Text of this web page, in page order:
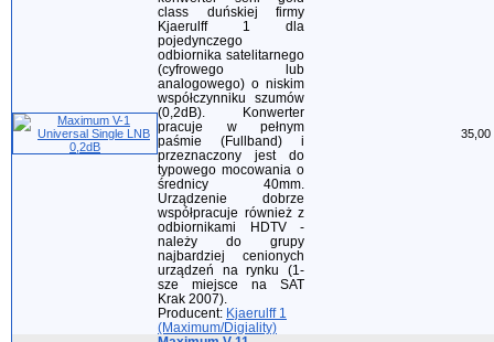
class duńskiej firmy
Kjaerulff 1 dla
pojedynczego
odbiornika satelitarnego
(cyfrowego lub
analogowego) o niskim
współczynniku szumów
(0,2dB). Konwerter
pracuje w pełnym
paśmie (Fullband) i
przeznaczony jest do
typowego mocowania o
średnicy 40mm.
Urządzenie dobrze
współpracuje również z
odbiornikami HDTV -
należy do grupy
najbardziej cenionych
urządzeń na rynku (1-
sze miejsce na SAT
Krak 2007).
Producent: Kjaerulff 1
(Maximum/Digiality)
35,00